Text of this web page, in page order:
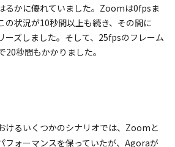
るかに優れていました。Zoomは0fpsま
の状況が10秒間以上も続き、その間に
ズしました。そして、25fpsのフレーム
20秒間もかかりました。
けるいくつかのシナリオでは、Zoomと
フォーマンスを保っていたが、Agoraが